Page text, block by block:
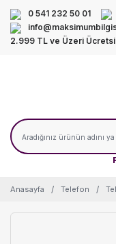
0 541 232 50 01
2.999 TL ve Üzeri
Anasayfa Telefon